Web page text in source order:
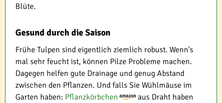
Blüte.
Gesund durch die Saison
Frühe Tulpen sind eigentlich ziemlich robust. Wenn's
mal sehr feucht ist, können Pilze Probleme machen.
Dagegen helfen gute Drainage und genug Abstand
zwischen den Pflanzen. Und falls Sie Wühlmäuse im
Garten haben: Pflanzkörbchen
aus Draht haben